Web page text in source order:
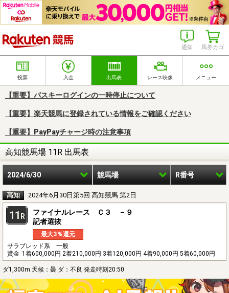
馬券カゴ
通知
投票 入金 出馬表 レース映像 メニュー
【重要】パスキーログインの一時停止について
【重要】楽天競馬に登録されている情報をご確認ください
【重要】PayPayチャージ時の注意事項
高知競馬場 11R 出馬表
2024/6/30 競馬場 R番号
高知 2024年6月30日第5回 高知競馬 第2日
11 R
ファイナルレース Ｃ３ －９
記者選抜
最大3％還元
サラブレッド系 一般
賞金 1着600,000円 2着210,000円 3着120,000円 4着90,000円 5着60,000円
ダ1,300m 天候：曇 ダ：不良 発走時刻20:50